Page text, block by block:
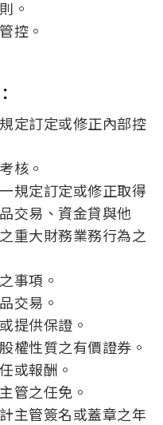
長兼總經理
。
控。
定訂定或修正內部控
核。
規定訂定或修正取得
交易、資金貸與他
重大財務業務行為之
事項。
交易。
提供保證。
權性質之有價證券。
或報酬。
管之任免。
主管簽名或蓋章之年